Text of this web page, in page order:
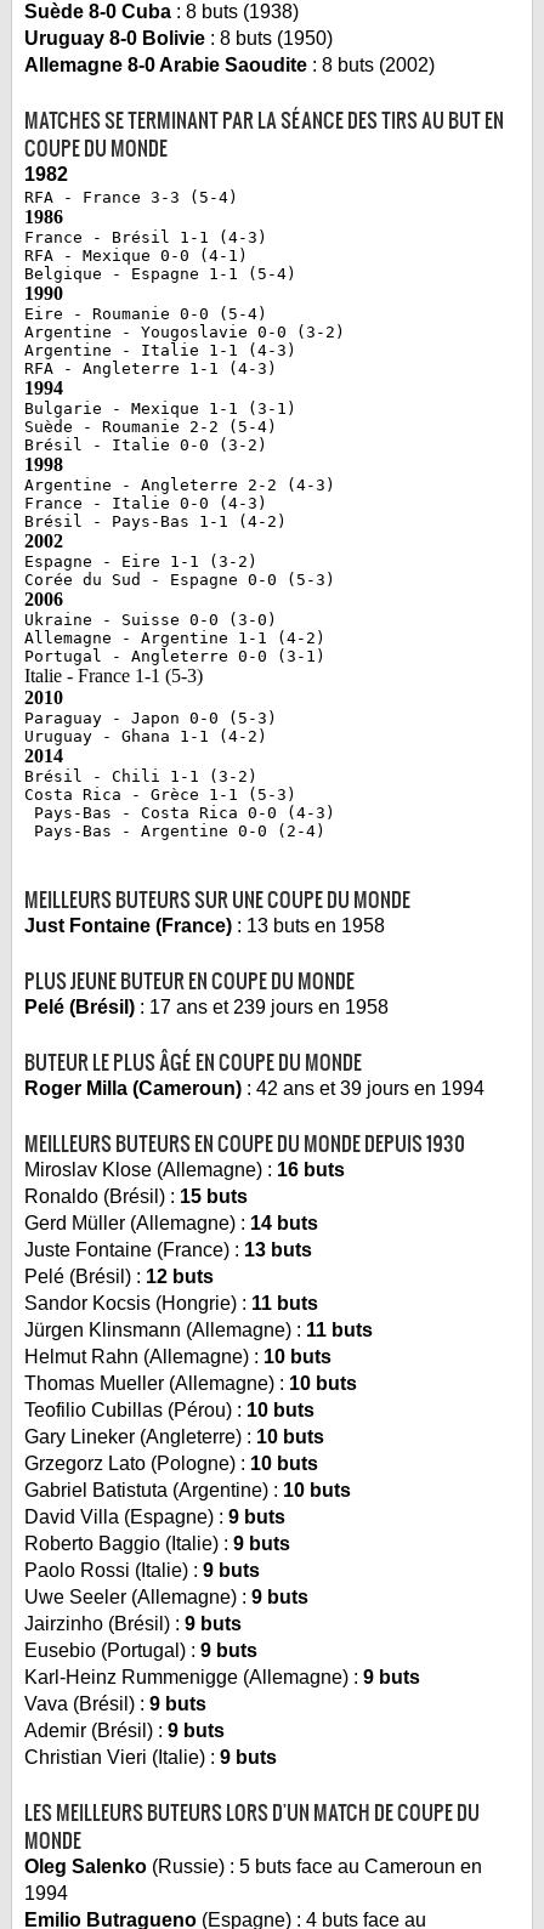
Suède 8-0 Cuba: 8 buts (1938)
Uruguay 8-0 Bolivie: 8 buts (1950)
Allemagne 8-0 Arabie Saoudite: 8 buts (2002)
MATCHES SE TERMINANT PAR LA SÉANCE DES TIRS AU BUT EN
COUPE DU MONDE
1982
RFA - France 3-3 (5-4)
1986
France - Brésil 1-1 (4-3)
RFA - Mexique 0-0 (4-1)
Belgique - Espagne 1-1 (5-4)
1990
Eire - Roumanie 0-0 (5-4)
Argentine - Yougoslavie 0-0 (3-2)
Argentine - Italie 1-1 (4-3)
RFA - Angleterre 1-1 (4-3)
1994
Bulgarie - Mexique 1-1 (3-1)
Suède - Roumanie 2-2 (5-4)
Brésil - Italie 0-0 (3-2)
1998
Argentine - Angleterre 2-2 (4-3)
France - Italie 0-0 (4-3)
Brésil - Pays-Bas 1-1 (4-2)
2002
Espagne - Eire 1-1 (3-2)
Corée du Sud - Espagne 0-0 (5-3)
2006
Ukraine - Suisse 0-0 (3-0)
Allemagne - Argentine 1-1 (4-2)
Portugal - Angleterre 0-0 (3-1)
Italie - France 1-1 (5-3)
2010
Paraguay - Japon 0-0 (5-3)
Uruguay - Ghana 1-1 (4-2)
2014
Brésil - Chili 1-1 (3-2)
Costa Rica - Grèce 1-1 (5-3)
Pays-Bas - Costa Rica 0-0 (4-3)
Pays-Bas - Argentine 0-0 (2-4)
MEILLEURS BUTEURS SUR UNE COUPE DU MONDE
Just Fontaine (France): 13 buts en 1958
PLUS JEUNE BUTEUR EN COUPE DU MONDE
Pelé (Brésil): 17 ans et 239 jours en 1958
BUTEUR LE PLUS ÂGÉ EN COUPE DU MONDE
Roger Milla (Cameroun): 42 ans et 39 jours en 1994
MEILLEURS BUTEURS EN COUPE DU MONDE DEPUIS 1930
Miroslav Klose (Allemagne) : 16 buts
Ronaldo (Brésil) : 15 buts
Gerd Müller (Allemagne) : 14 buts
Juste Fontaine (France) : 13 buts
Pelé (Brésil) : 12 buts
Sandor Kocsis (Hongrie) : 11 buts
Jürgen Klinsmann (Allemagne) : 11 buts
Helmut Rahn (Allemagne) : 10 buts
Thomas Mueller (Allemagne) : 10 buts
Teofilio Cubillas (Pérou) : 10 buts
Gary Lineker (Angleterre) : 10 buts
Grzegorz Lato (Pologne) : 10 buts
Gabriel Batistuta (Argentine) : 10 buts
David Villa (Espagne) : 9 buts
Roberto Baggio (Italie) : 9 buts
Paolo Rossi (Italie) : 9 buts
Uwe Seeler (Allemagne) : 9 buts
Jairzinho (Brésil) : 9 buts
Eusebio (Portugal) : 9 buts
Karl-Heinz Rummenigge (Allemagne) : 9 buts
Vava (Brésil) : 9 buts
Ademir (Brésil) : 9 buts
Christian Vieri (Italie) : 9 buts
LES MEILLEURS BUTEURS LORS D'UN MATCH DE COUPE DU
MONDE
Oleg Salenko(Russie) : 5 buts face au Cameroun en
1994
Emilio Butragueno(Espagne) : 4 buts face au